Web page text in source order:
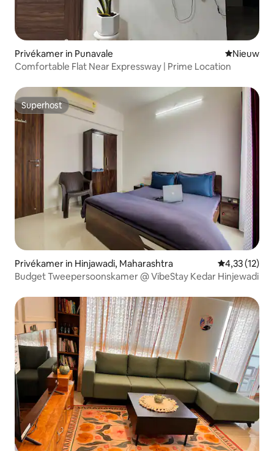
Privékamer in Punavale Nieuwe
Nieuw
Comfortable Flat Near Expressway | Prime Location
Superhost
Superhost
Privékamer in Hinjawadi, Maharashtra Gemiddelde
4,33 (12)
Budget Tweepersoonskamer @ VibeStay Kedar Hinjewadi